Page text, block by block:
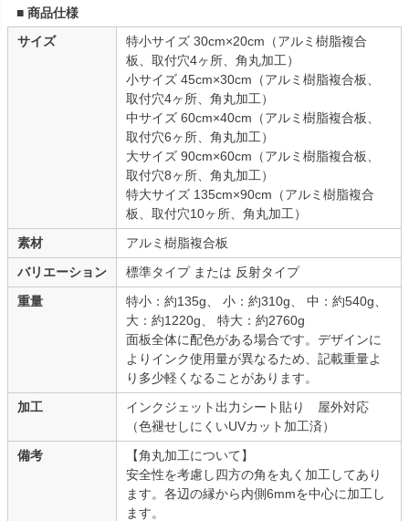
■ 商品仕様
サイズ
特小サイズ 30cm×20cm（アルミ樹脂複合
板、取付穴4ヶ所、角丸加工）
小サイズ 45cm×30cm（アルミ樹脂複合板、
取付穴4ヶ所、角丸加工）
中サイズ 60cm×40cm（アルミ樹脂複合板、
取付穴6ヶ所、角丸加工）
大サイズ 90cm×60cm（アルミ樹脂複合板、
取付穴8ヶ所、角丸加工）
特大サイズ 135cm×90cm（アルミ樹脂複合
板、取付穴10ヶ所、角丸加工）
素材
アルミ樹脂複合板
バリエーション
標準タイプ または 反射タイプ
重量
特小：約135g、 小：約310g、 中：約540g、
大：約1220g、 特大：約2760g
面板全体に配色がある場合です。デザインに
よりインク使用量が異なるため、記載重量よ
り多少軽くなることがあります。
加工
インクジェット出力シート貼り 屋外対応
（色褪せしにくいUVカット加工済）
備考
【角丸加工について】
安全性を考慮し四方の角を丸く加工してあり
ます。各辺の縁から内側6mmを中心に加工し
ます。